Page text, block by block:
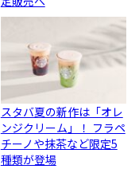
スタバ夏の新作は「オレ
ンジクリーム」！ フラペ
チーノや抹茶など限定5
種類が登場